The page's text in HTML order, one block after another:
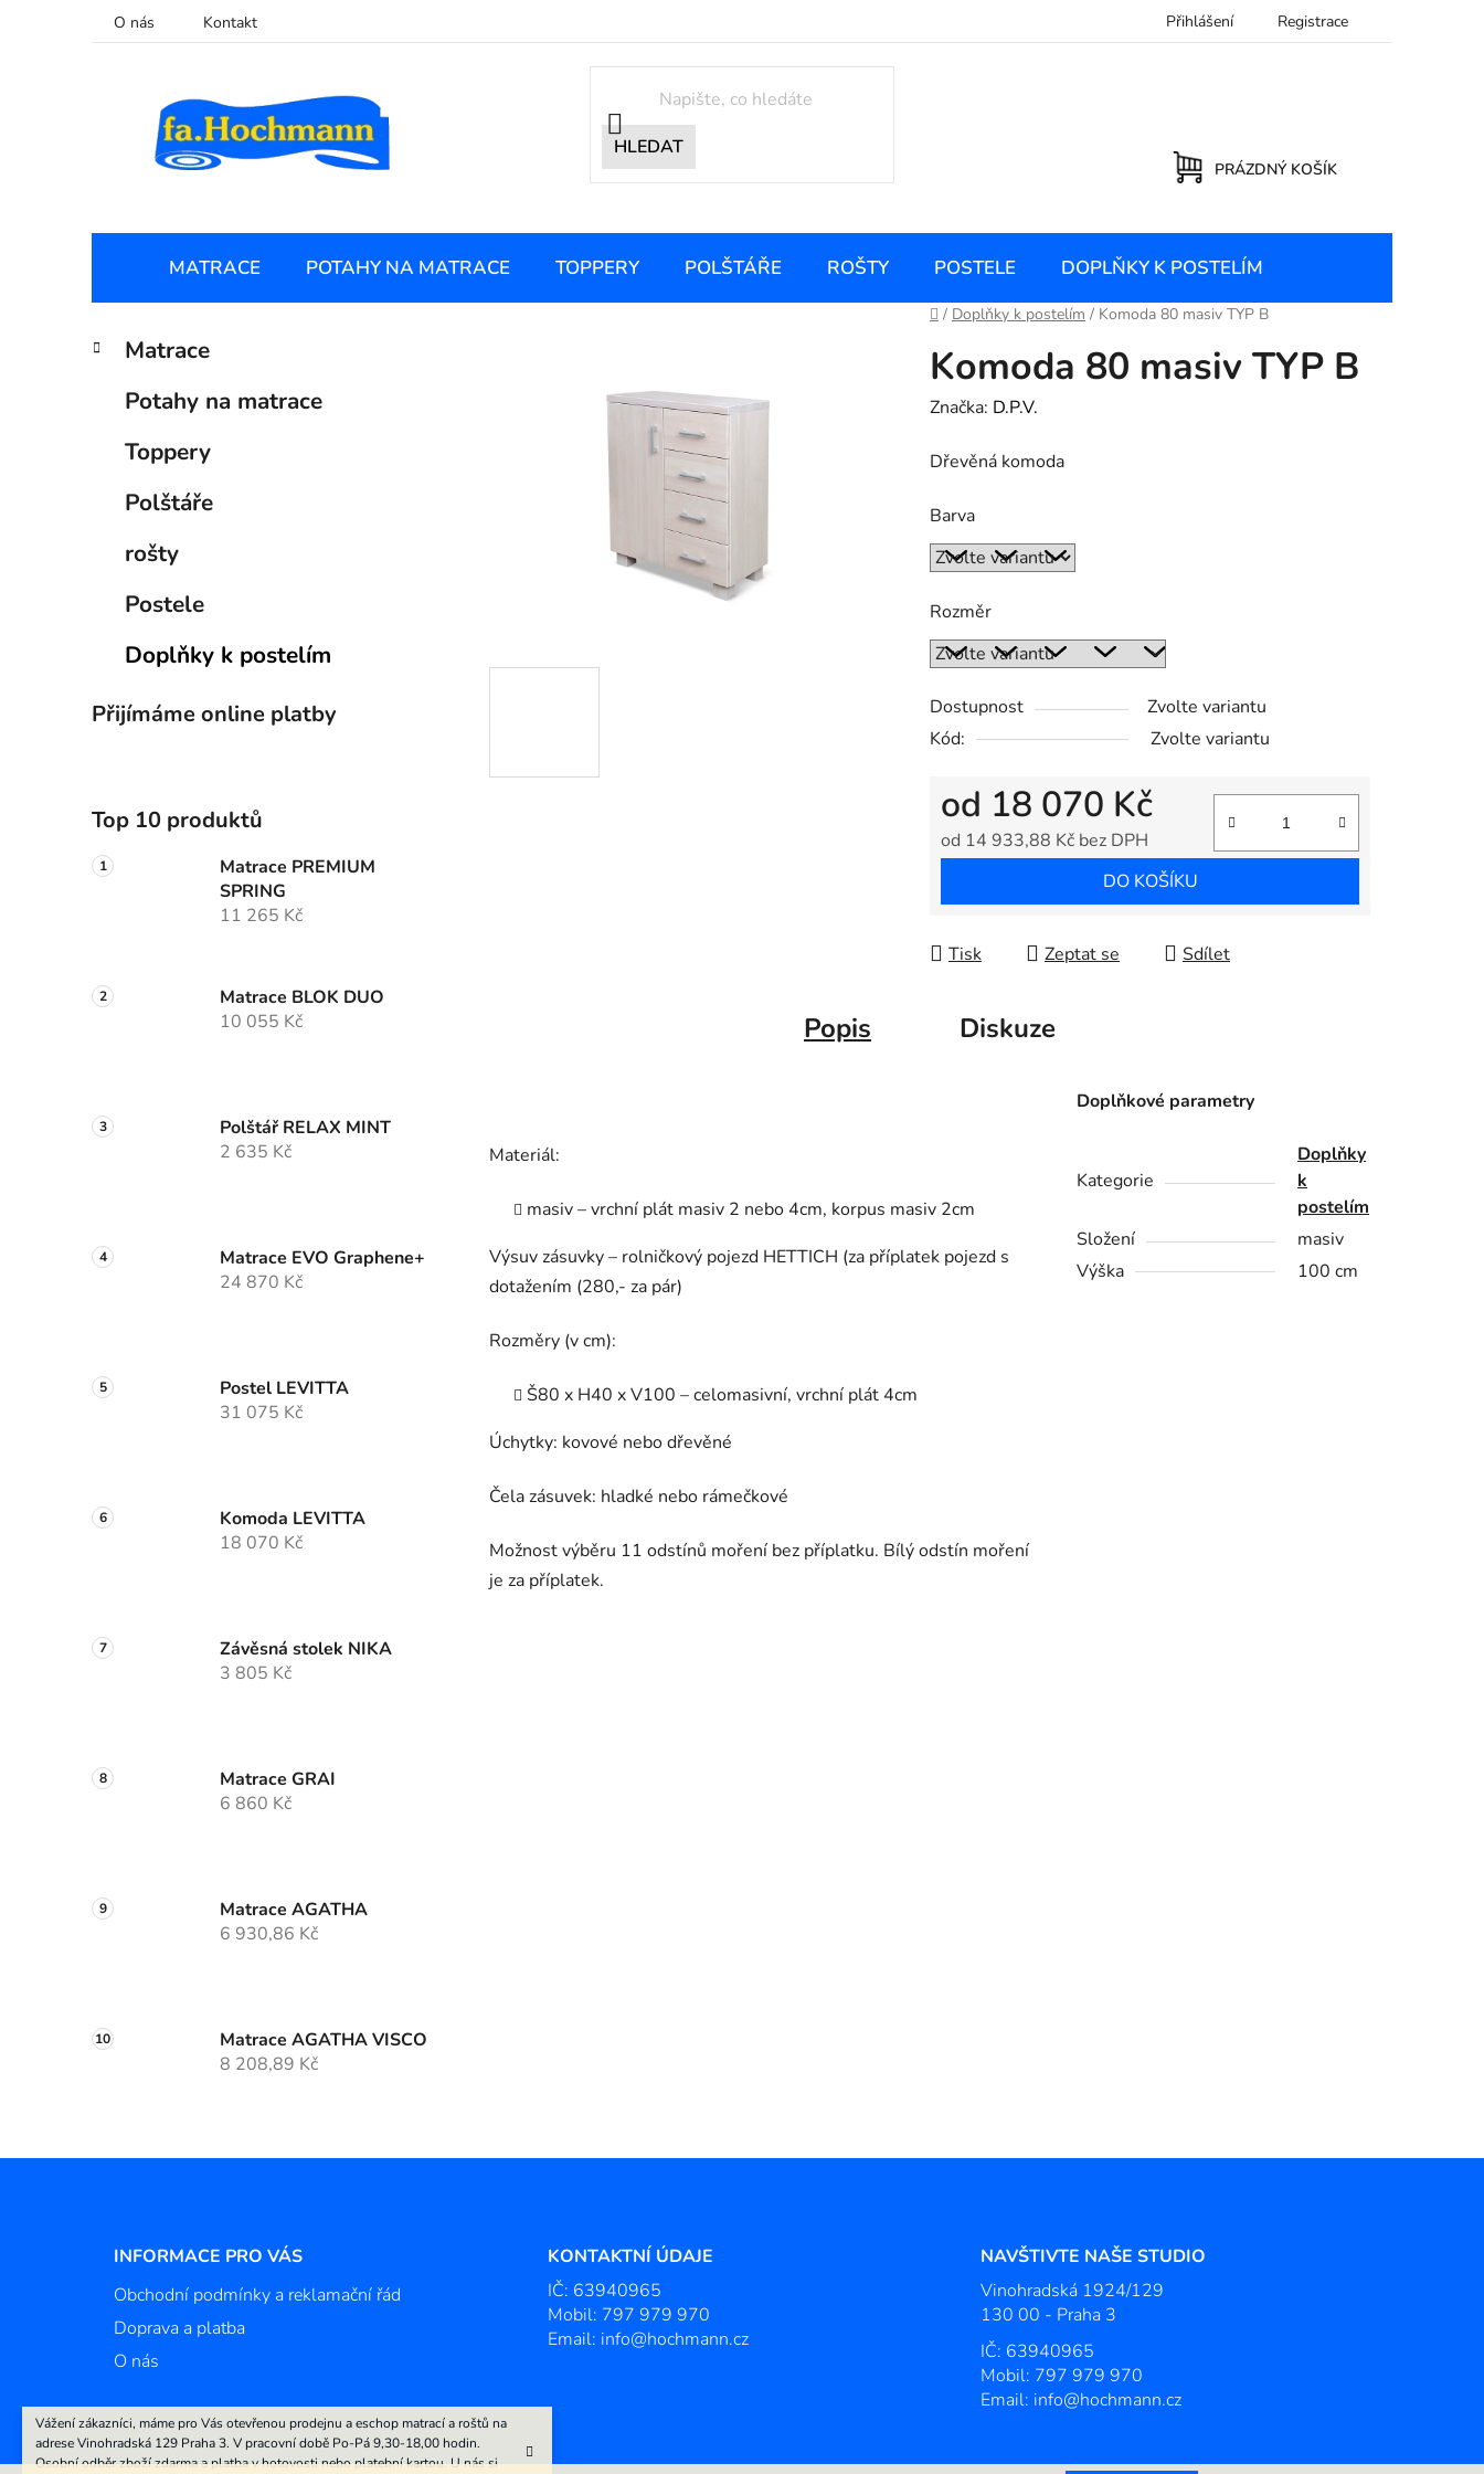
Vážení zákazníci, máme pro Vás otevřenou prodejnu a eschop matrací a roštů na
adrese Vinohradská 129 Praha 3. V pracovní době Po-Pá 9,30-18,00 hodin.
Osobní odběr zboží zdarma a platba v hotovosti nebo platební kartou. U nás si
O nás Kontakt Přihlášení Registrace
HLEDAT
PRÁZDNÝ KOŠÍK
MATRACE POTAHY NA MATRACE TOPPERY POLŠTÁŘE ROŠTY POSTELE DOPLŇKY K POSTELÍM
Domů
/ Doplňky k postelím / Komoda 80 masiv TYP B
P
l
Přeskočit
kategorie
K
a
Matrace
Potahy na matrace
Toppery
Polštáře
rošty
Postele
Doplňky k postelím
Přijímáme online platby
Top 10 produktů
Matrace PREMIUM
SPRING
11 265 Kč
Matrace BLOK DUO
10 055 Kč
Polštář RELAX MINT
2 635 Kč
Matrace EVO Graphene+
24 870 Kč
Postel LEVITTA
31 075 Kč
Komoda LEVITTA
18 070 Kč
Závěsná stolek NIKA
3 805 Kč
Matrace GRAI
6 860 Kč
Matrace AGATHA
6 930,86 Kč
Matrace AGATHA VISCO
8 208,89 Kč
Komoda 80 masiv TYP B
Značka: D.P.V.
Dřevěná komoda
Barva
Rozměr
Dostupnost
Zvolte variantu
Kód:
Zvolte variantu
od 18 070 Kč
od 14 933,88 Kč bez DPH
DO KOŠÍKU
Tisk Zeptat se Sdílet
Popis Diskuze
Materiál:
masiv – vrchní plát masiv 2 nebo 4cm, korpus masiv 2cm
Výsuv zásuvky – rolničkový pojezd HETTICH (za příplatek pojezd s
dotažením (280,- za pár)
Rozměry (v cm):
Š80 x H40 x V100 – celomasivní, vrchní plát 4cm
Úchytky: kovové nebo dřevěné
Čela zásuvek: hladké nebo rámečkové
Možnost výběru 11 odstínů moření bez příplatku. Bílý odstín moření
je za příplatek.
Doplňkové parametry
Kategorie
Doplňky
k
postelím
Složení
masiv
Výška
100 cm
INFORMACE PRO VÁS
Obchodní podmínky a reklamační řád
Doprava a platba
O nás
KONTAKTNÍ ÚDAJE
IČ: 63940965
Mobil: 797 979 970
Email: info@hochmann.cz
NAVŠTIVTE NAŠE STUDIO
Vinohradská 1924/129
130 00 - Praha 3
IČ: 63940965
Mobil: 797 979 970
Email: info@hochmann.cz